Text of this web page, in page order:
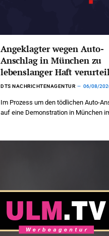
Angeklagter wegen Auto-
Anschlag in München zu
lebenslanger Haft
DTS NACHRICHTENAGENTUR 06/08/
Im Prozess um den tödlichen Auto-
auf eine Demonstration in München